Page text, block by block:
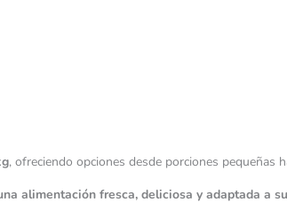
, ofreciendo opciones desde porciones pequeñas
alimentación fresca, deliciosa y adaptada a